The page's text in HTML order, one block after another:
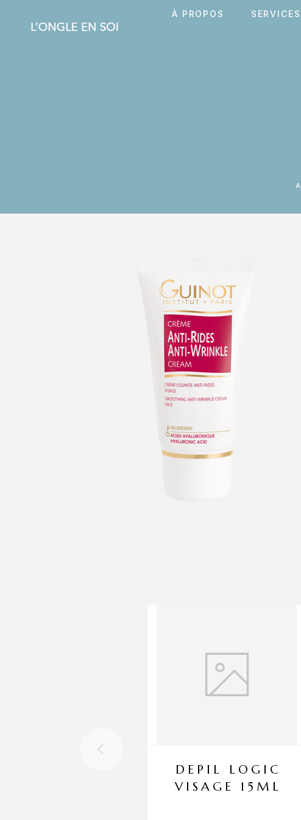
À PROPOS SERVICES
DEPIL LOGIC
VISAGE 15ML